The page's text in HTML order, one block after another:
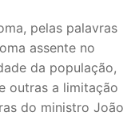
pelas palavras
assente no
da população,
outras a limitação
do ministro João